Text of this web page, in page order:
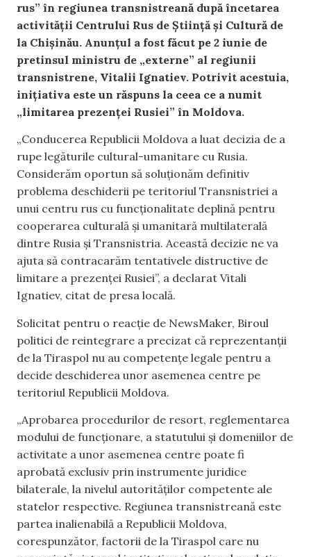
rus” în regiunea transnistreană după încetarea
activității Centrului Rus de Știință și Cultură de
la Chișinău. Anunțul a fost făcut pe 2 iunie de
pretinsul ministru de „externe” al regiunii
transnistrene, Vitalii Ignatiev. Potrivit acestuia,
inițiativa este un răspuns la ceea ce a numit
„limitarea prezenței Rusiei” în Moldova.
„Conducerea Republicii Moldova a luat decizia de a
rupe legăturile cultural-umanitare cu Rusia.
Considerăm oportun să soluționăm definitiv
problema deschiderii pe teritoriul Transnistriei a
unui centru rus cu funcționalitate deplină pentru
cooperarea culturală și umanitară multilaterală
dintre Rusia și Transnistria. Această decizie ne va
ajuta să contracarăm tentativele distructive de
limitare a prezenței Rusiei”, a declarat Vitali
Ignatiev, citat de presa locală.
Solicitat pentru o reacție de NewsMaker, Biroul
politici de reintegrare a precizat că reprezentanții
de la Tiraspol nu au competențe legale pentru a
decide deschiderea unor asemenea centre pe
teritoriul Republicii Moldova.
„Aprobarea procedurilor de resort, reglementarea
modului de funcționare, a statutului și domeniilor de
activitate a unor asemenea centre poate fi
aprobată exclusiv prin instrumente juridice
bilaterale, la nivelul autorităților competente ale
statelor respective. Regiunea transnistreană este
partea inalienabilă a Republicii Moldova,
corespunzător, factorii de la Tiraspol care nu